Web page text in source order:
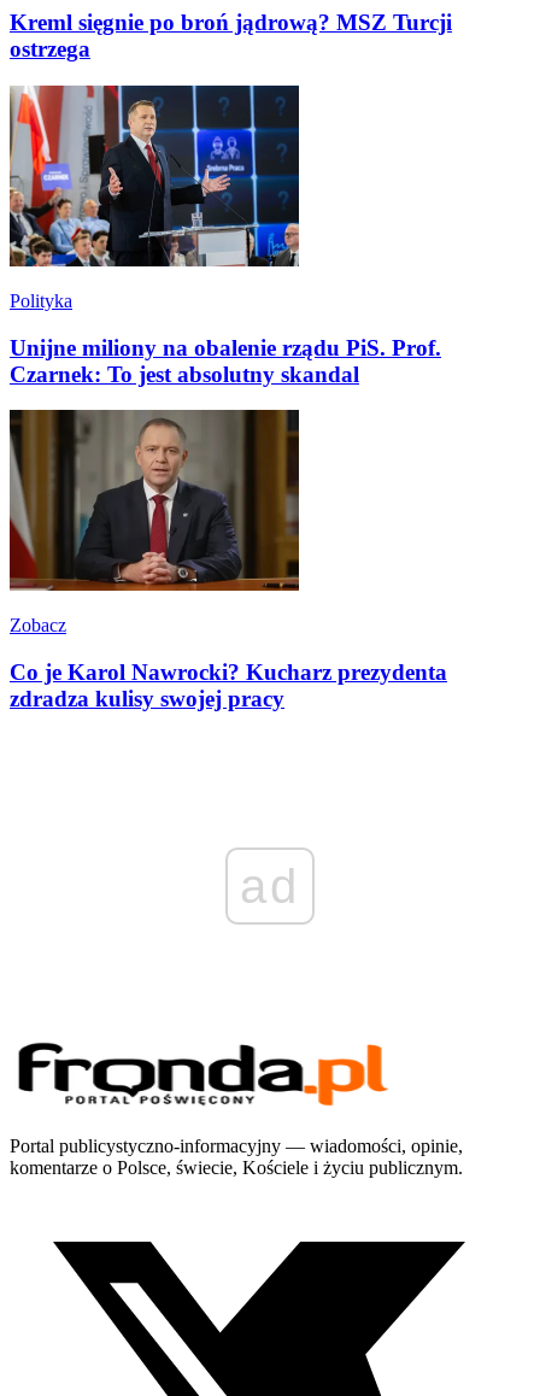
Kreml sięgnie po broń jądrową? MSZ Turcji
ostrzega
Polityka
Unijne miliony na obalenie rządu PiS. Prof.
Czarnek: To jest absolutny skandal
Zobacz
Co je Karol Nawrocki? Kucharz prezydenta
zdradza kulisy swojej pracy
ad
Portal publicystyczno-informacyjny — wiadomości, opinie,
komentarze o Polsce, świecie, Kościele i życiu publicznym.